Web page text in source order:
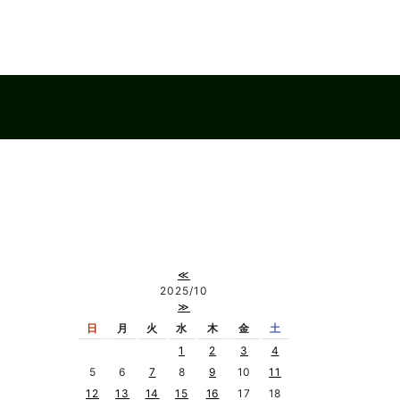
≪
2025/10
≫
日
月 火 水 木 金
土
1
2 3
4
5
6 7 8 9 10
11
12
13 14 15 16 17 18